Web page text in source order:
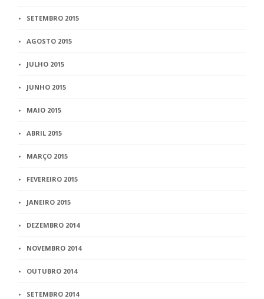
SETEMBRO 2015
AGOSTO 2015
JULHO 2015
JUNHO 2015
MAIO 2015
ABRIL 2015
MARÇO 2015
FEVEREIRO 2015
JANEIRO 2015
DEZEMBRO 2014
NOVEMBRO 2014
OUTUBRO 2014
SETEMBRO 2014